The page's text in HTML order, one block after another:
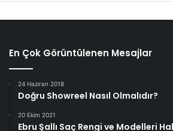
En Çok Görüntülenen Mesajlar
24 Haziran 2018
Doğru Showreel Nasıl Olmalıdır?
20 Ekim 2021
Ebru Şallı Saç Rengi ve Modelleri